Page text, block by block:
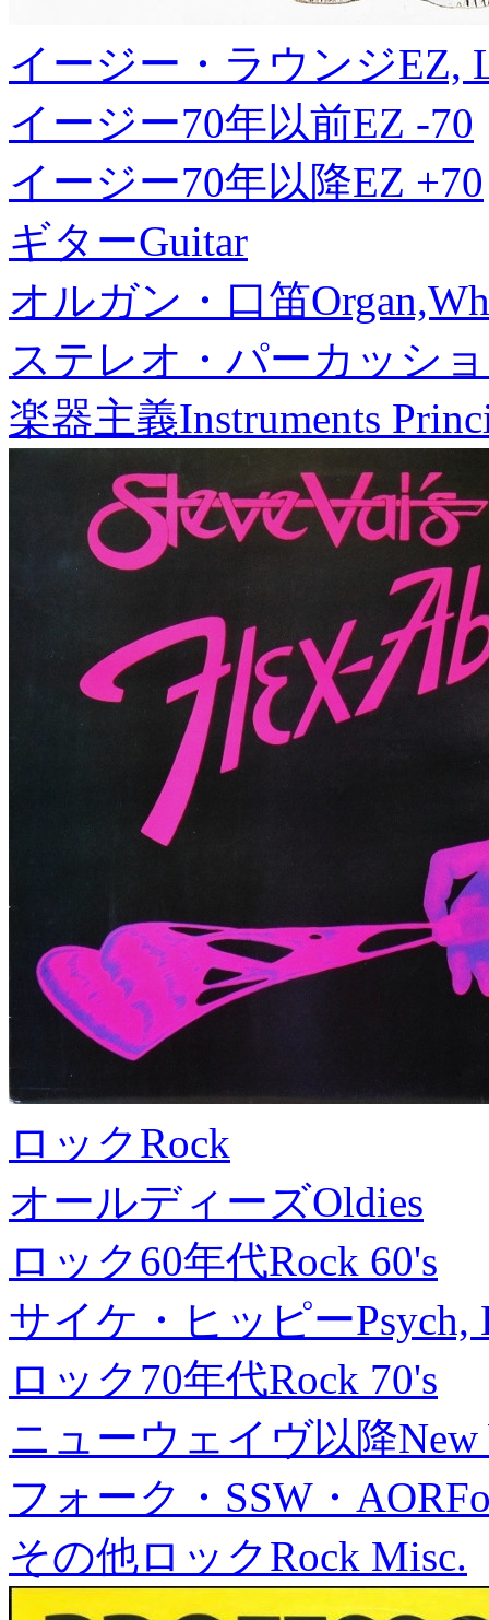
イージー・ラウンジEZ,
イージー70年以前EZ -70
イージー70年以降EZ +70
ギターGuitar
オルガン・口笛
ステレオ・パーカッシ
楽器主義Instruments
ロックRock
オールディーズOldies
ロック60年代Rock 60's
サイケ・ヒッピーPsych,
ロック70年代Rock 70's
ニューウェイヴ以降New
フォーク・SSW・AOR
その他ロックRock Misc.